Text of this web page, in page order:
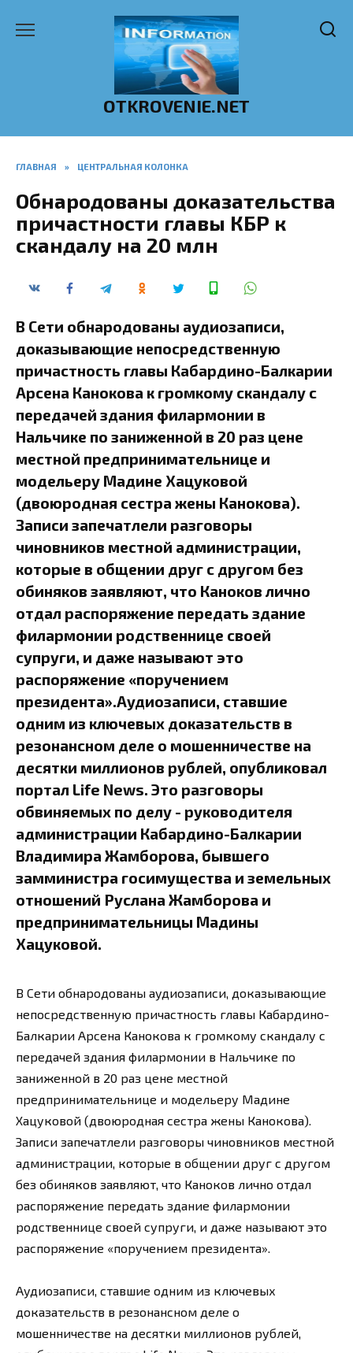
OTKROVENIE.NET
ГЛАВНАЯ » ЦЕНТРАЛЬНАЯ КОЛОНКА
Обнародованы доказательства
причастности главы КБР к
скандалу на 20 млн
В Сети обнародованы аудиозаписи,
доказывающие непосредственную
причастность главы Кабардино-Балкарии
Арсена Канокова к громкому скандалу с
передачей здания филармонии в
Нальчике по заниженной в 20 раз цене
местной предпринимательнице и
модельеру Мадине Хацуковой
(двоюродная сестра жены Канокова).
Записи запечатлели разговоры
чиновников местной администрации,
которые в общении друг с другом без
обиняков заявляют, что Каноков лично
отдал распоряжение передать здание
филармонии родственнице своей
супруги, и даже называют это
распоряжение «поручением
президента».Аудиозаписи, ставшие
одним из ключевых доказательств в
резонансном деле о мошенничестве на
десятки миллионов рублей, опубликовал
портал Life News. Это разговоры
обвиняемых по делу - руководителя
администрации Кабардино-Балкарии
Владимира Жамборова, бывшего
замминистра госимущества и земельных
отношений Руслана Жамборова и
предпринимательницы Мадины
Хацуковой.
В Сети обнародованы аудиозаписи, доказывающие
непосредственную причастность главы Кабардино-
Балкарии Арсена Канокова к громкому скандалу с
передачей здания филармонии в Нальчике по
заниженной в 20 раз цене местной
предпринимательнице и модельеру Мадине
Хацуковой (двоюродная сестра жены Канокова).
Записи запечатлели разговоры чиновников местной
администрации, которые в общении друг с другом
без обиняков заявляют, что Каноков лично отдал
распоряжение передать здание филармонии
родственнице своей супруги, и даже называют это
распоряжение «поручением президента».
Аудиозаписи, ставшие одним из ключевых
доказательств в резонансном деле о
мошенничестве на десятки миллионов рублей,